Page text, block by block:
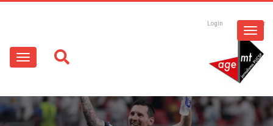
conteúdo
principal
Login Registrar
Main
navigation